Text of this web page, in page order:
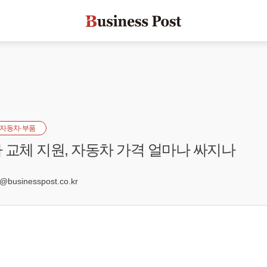
자동차·부품
교체 지원, 자동차 가격 얼마나 싸지나